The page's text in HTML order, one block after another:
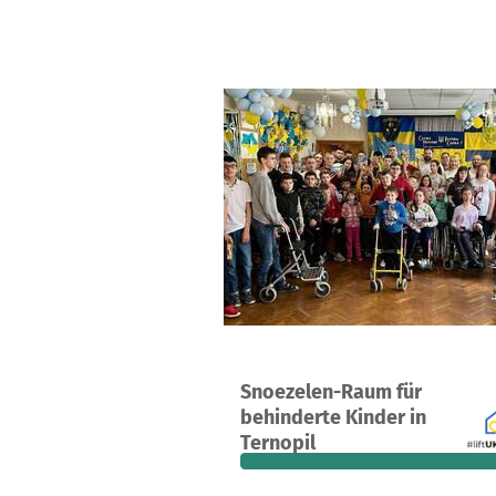
Snoezelen-Raum für
behinderte Kinder in
Ternopil
A project in Ternopil, Ukraine
41
donations
88%
still